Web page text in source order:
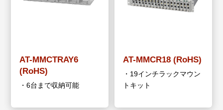
AT-MMCTRAY6
(RoHS)
・6台まで収納可能
AT-MMCR18 (RoHS)
・19インチラックマウン
トキット